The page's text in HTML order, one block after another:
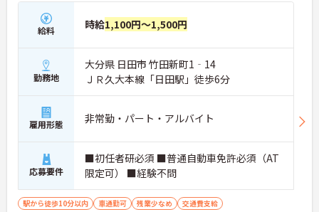
給料 時給1,100円～1,500円
勤務地
大分県 日田市 竹田新町1‐14
ＪＲ久大本線「日田駅」徒歩6分
雇用形態 非常勤・パート・アルバイト
応募要件
■初任者研必須 ■普通自動車免許必須（AT
限定可） ■経験不問
駅から徒歩10分以内 車通勤可 残業少なめ 交通費支給